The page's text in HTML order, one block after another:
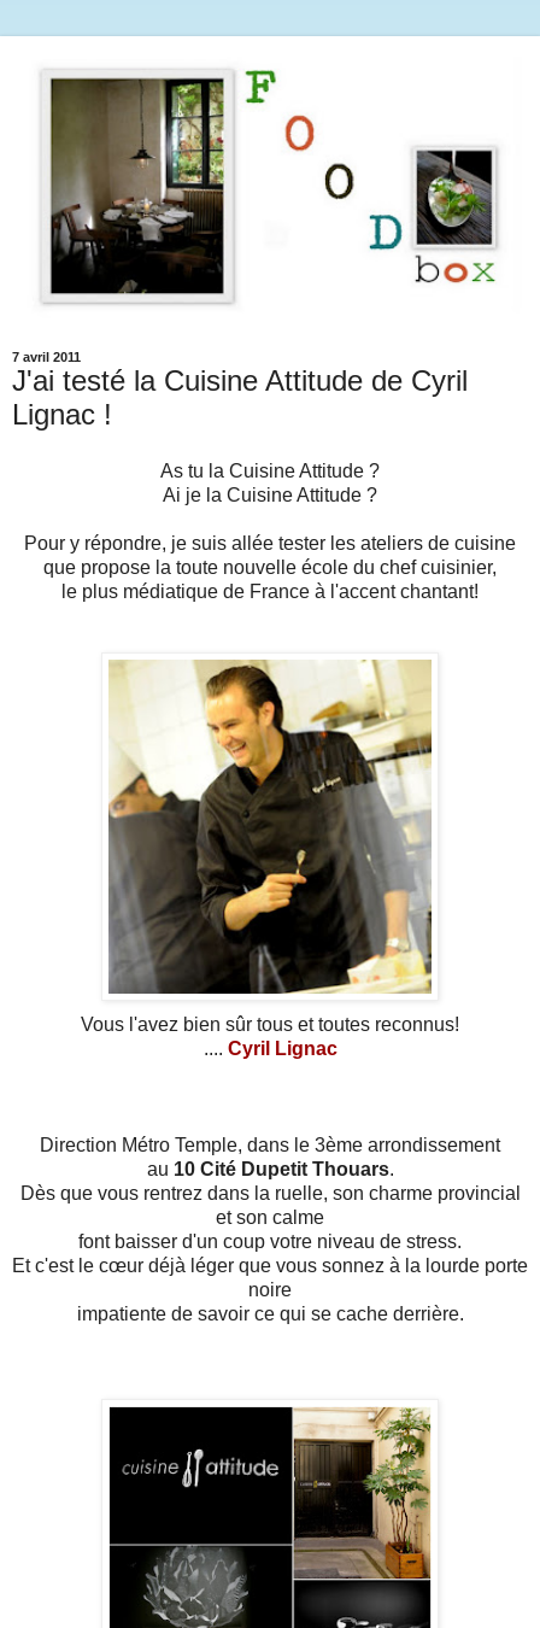
7 avril 2011
J'ai testé la Cuisine Attitude de Cyril
Lignac !
As tu la Cuisine Attitude ?
Ai je la Cuisine Attitude ?
Pour y répondre, je suis allée tester les ateliers de cuisine
que propose la toute nouvelle école du chef cuisinier,
le plus médiatique de France à l'accent chantant!
Vous l'avez bien sûr tous et toutes reconnus!
.... Cyril Lignac
Direction Métro Temple, dans le 3ème arrondissement
au 10 Cité Dupetit Thouars.
Dès que vous rentrez dans la ruelle, son charme provincial
et son calme
font baisser d'un coup votre niveau de stress.
Et c'est le cœur déjà léger que vous sonnez à la lourde porte
noire
impatiente de savoir ce qui se cache derrière.